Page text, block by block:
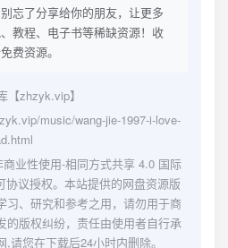
忘了分享给你的朋友，让更多
教程、电子书等稀缺资源！收
费资源。
【zhzyk.vip】
music/wang-jie-1997-i-love-
商业性使用-相同方式共享 4.0 国际
协议授权。本站提供的网盘资源版
习、研究和参考之用，请勿用于商
的版权纠纷，责任由使用者自行承
请您在下载后24小时内删除。